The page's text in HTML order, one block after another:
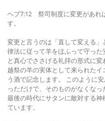
ヘブ7:12 祭司制度に変更があれ
す。
変更と言うのは「直して変える
律法に従って羊をほふって守っ
と真心でささげる礼拝の形式に
越祭の羊の実体として来られた
う酒で記念します。 このように
っただけで、そのものがなくな
最後の時代にサタンに敵対する
ています。